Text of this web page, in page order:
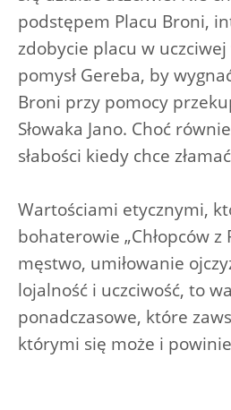
podstępem Placu Broni,
zdobycie placu w
pomysł Gereba, by
Broni przy pomocy
Słowaka Jano. Choć
słabości kiedy chce
Wartościami etycznymi,
bohaterowie „Chłopców z
męstwo, umiłowanie
lojalność i uczciwość, to
ponadczasowe, które
którymi się może i